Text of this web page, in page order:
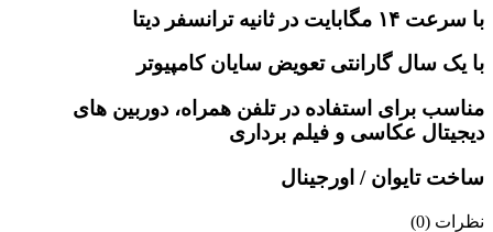
با سرعت ۱۴ مگابایت در ثانیه ترانسفر دیتا
با یک سال گارانتی تعویض سایان کامپیوتر
مناسب برای استفاده در تلفن همراه، دوربین های
دیجیتال عکاسی و فیلم برداری
ساخت تایوان / اورجینال
نظرات (0)